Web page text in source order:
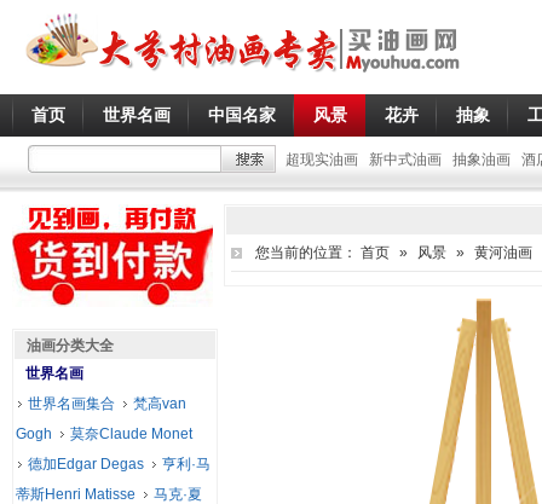
首页 世界名画 中国名家 风景 花卉 抽象
超现实油画 新中式油画 抽象油画 酒
您当前的位置： 首页 » 风景 » 黄河油画
油画分类大全
世界名画
世界名画集合
梵高van
Gogh
莫奈Claude Monet
德加Edgar Degas
亨利·马
蒂斯Henri Matisse
马克·夏